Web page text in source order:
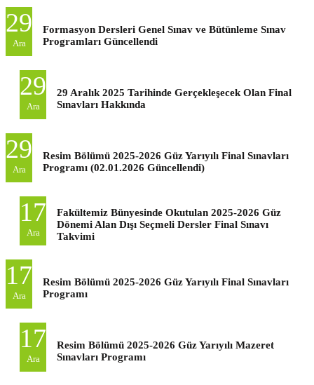
29
Ara
Formasyon Dersleri Genel Sınav ve Bütünleme Sınav
Programları Güncellendi
29
Ara
29 Aralık 2025 Tarihinde Gerçekleşecek Olan Final
Sınavları Hakkında
29
Ara
Resim Bölümü 2025-2026 Güz Yarıyılı Final Sınavları
Programı (02.01.2026 Güncellendi)
17
Ara
Fakültemiz Bünyesinde Okutulan 2025-2026 Güz
Dönemi Alan Dışı Seçmeli Dersler Final Sınavı
Takvimi
17
Ara
Resim Bölümü 2025-2026 Güz Yarıyılı Final Sınavları
Programı
17
Ara
Resim Bölümü 2025-2026 Güz Yarıyılı Mazeret
Sınavları Programı